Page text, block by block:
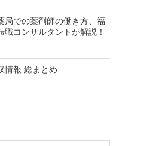
局での薬剤師の働き方、福
職コンサルタントが解説！
情報 総まとめ